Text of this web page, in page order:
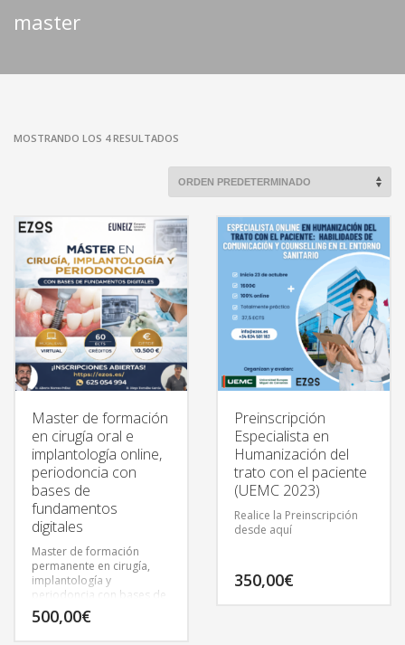
master
MOSTRANDO LOS 4 RESULTADOS
Master de formación
en cirugía oral e
implantología online,
periodoncia con
bases de
fundamentos
digitales
Master de formación
permanente en cirugía,
implantología y
periodoncia con bases de
fundamentos digitales.
Modalidad Online. 60
500,00€
Preinscripción
Especialista en
Humanización del
trato con el paciente
(UEMC 2023)
Realice la Preinscripción
desde aquí
350,00€